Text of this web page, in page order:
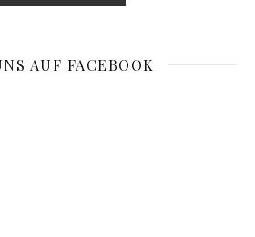
AUF FACEBOOK